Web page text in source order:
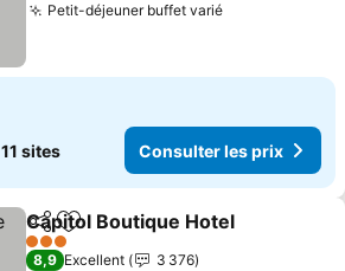
Petit-déjeuner buffet varié
11 sites Consulter les prix
PartagerAjouter à mes favoris
Capitol Boutique Hotel
3 Étoiles
8,9 Excellent
3 376